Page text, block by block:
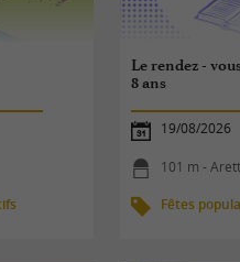
Le rendez -
8 ans
19/08/2026
101 m -
Fêtes